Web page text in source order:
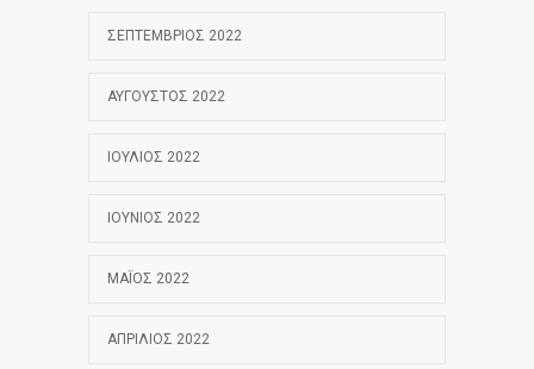
ΣΕΠΤΈΜΒΡΙΟΣ 2022
ΑΎΓΟΥΣΤΟΣ 2022
ΙΟΎΛΙΟΣ 2022
ΙΟΎΝΙΟΣ 2022
ΜΆΙΟΣ 2022
ΑΠΡΊΛΙΟΣ 2022